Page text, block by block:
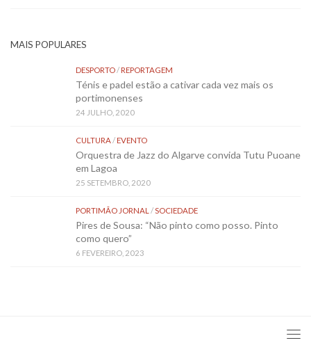
MAIS POPULARES
DESPORTO/REPORTAGEM
Ténis e padel estão a cativar cada vez mais os
portimonenses
24 JULHO, 2020
CULTURA/EVENTO
Orquestra de Jazz do Algarve convida Tutu Puoane
em Lagoa
25 SETEMBRO, 2020
PORTIMÃO JORNAL /SOCIEDADE
Pires de Sousa: “Não pinto como posso. Pinto
como quero”
6 FEVEREIRO, 2023